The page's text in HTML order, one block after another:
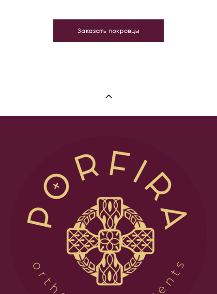
Заказать покровцы